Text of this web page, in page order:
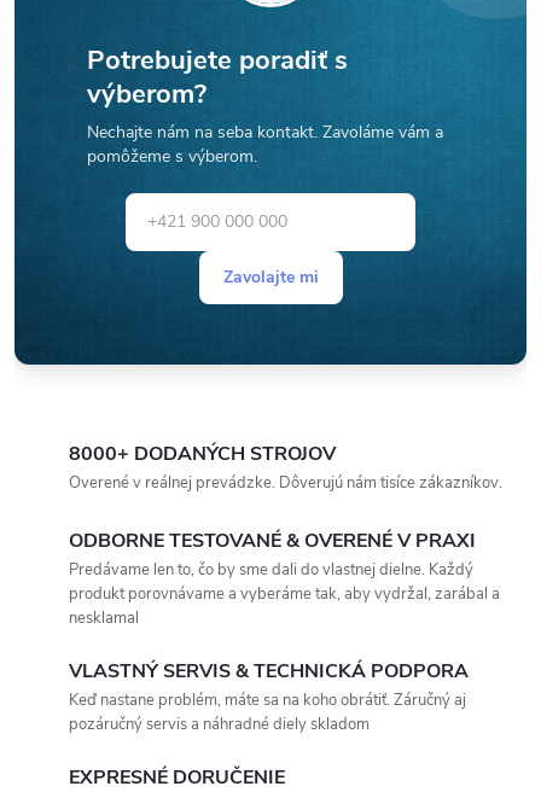
Potrebujete poradiť s
výberom?
Nechajte nám na seba kontakt. Zavoláme vám a
pomôžeme s výberom.
Zavolajte mi
8000+ DODANÝCH STROJOV
Overené v reálnej prevádzke. Dôverujú nám tisíce zákazníkov.
ODBORNE TESTOVANÉ & OVERENÉ V PRAXI
Predávame len to, čo by sme dali do vlastnej dielne. Každý
produkt porovnávame a vyberáme tak, aby vydržal, zarábal a
nesklamal
VLASTNÝ SERVIS & TECHNICKÁ PODPORA
Keď nastane problém, máte sa na koho obrátiť. Záručný aj
pozáručný servis a náhradné diely skladom
EXPRESNÉ DORUČENIE